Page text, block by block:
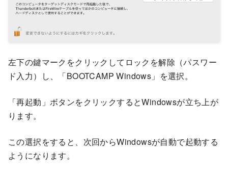
左下の鍵マークをクリックしてロックを解除（パスワー
ド入力）し、「BOOTCAMP Windows」を選択。
「再起動」ボタンをクリックするとWindowsが立ち上が
ります。
この選択をすると、次回からWindowsが自動で起動する
ようになります。